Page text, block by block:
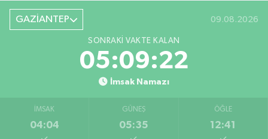
GAZİANTEP 09.08.2026
SONRAKI VAKTE KALAN
05:09:21
İmsak Namazı
İMSAK
04:04
GÜNEŞ
05:35
ÖĞLE
12:41